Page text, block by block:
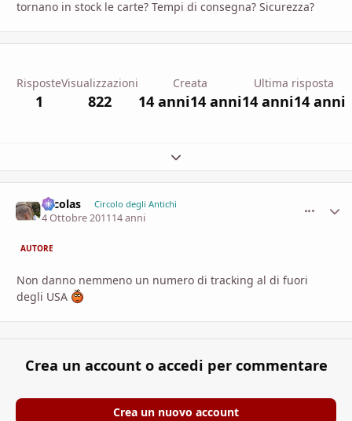
tornano in stock le carte? Tempi di consegna? Sicurezza?
Risposte
1
Visualizzazioni
822
Creata
14 anni14 anni
Ultima risposta
14 anni14 anni
Espandi panoramica del topic
Nicolas Circolo degli Antichi
4 Ottobre 201114 anni
AUTORE
Non danno nemmeno un numero di tracking al di fuori
degli USA
Crea un account o accedi per commentare
Crea un nuovo account